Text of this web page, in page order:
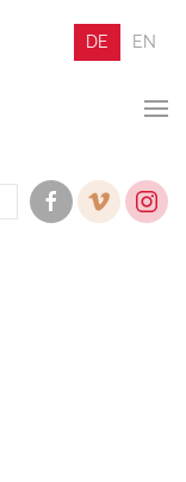
DE EN